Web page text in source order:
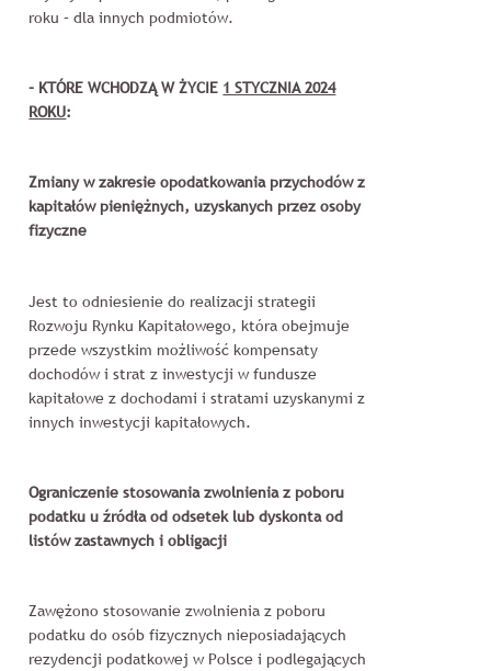
roku – dla innych podmiotów.
– KTÓRE WCHODZĄ W ŻYCIE 1 STYCZNIA 2024
ROKU:
Zmiany w zakresie opodatkowania przychodów z
kapitałów pieniężnych, uzyskanych przez osoby
fizyczne
Jest to odniesienie do realizacji strategii
Rozwoju Rynku Kapitałowego, która obejmuje
przede wszystkim możliwość kompensaty
dochodów i strat z inwestycji w fundusze
kapitałowe z dochodami i stratami uzyskanymi z
innych inwestycji kapitałowych.
Ograniczenie stosowania zwolnienia z poboru
podatku u źródła od odsetek lub dyskonta od
listów zastawnych i obligacji
Zawężono stosowanie zwolnienia z poboru
podatku do osób fizycznych nieposiadających
rezydencji podatkowej w Polsce i podlegających